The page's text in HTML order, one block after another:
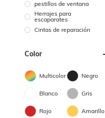
pestillos de ventana
Herrajes para
escaparates
Cintas de reparación
Color
Multicolor Negro
Blanco Gris
Rojo Amarillo